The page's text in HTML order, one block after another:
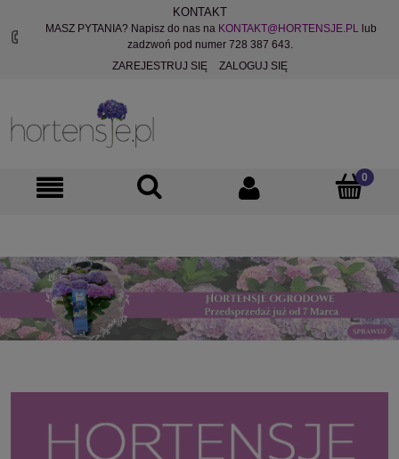
KONTAKT
MASZ PYTANIA? Napisz do nas na KONTAKT@HORTENSJE.PL lub
zadzwoń pod numer 728 387 643.
ZAREJESTRUJ SIĘ
ZALOGUJ SIĘ